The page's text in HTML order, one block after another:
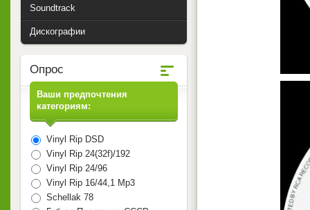
Soundtrack
Дискографии
Опрос
Ваши предпочтения
категориям:
Vinyl Rip DSD
Vinyl Rip 24(32f)/192
Vinyl Rip 24/96
Vinyl Rip 16/44,1 Mp3
Schellak 78